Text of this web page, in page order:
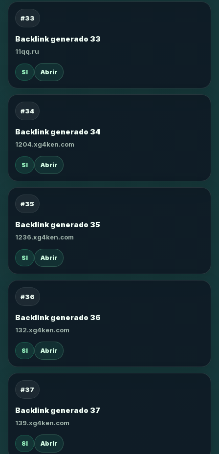
#33
Backlink generado 33
11qq.ru
SI Abrir
#34
Backlink generado 34
1204.xg4ken.com
SI Abrir
#35
Backlink generado 35
1236.xg4ken.com
SI Abrir
#36
Backlink generado 36
132.xg4ken.com
SI Abrir
#37
Backlink generado 37
139.xg4ken.com
SI Abrir